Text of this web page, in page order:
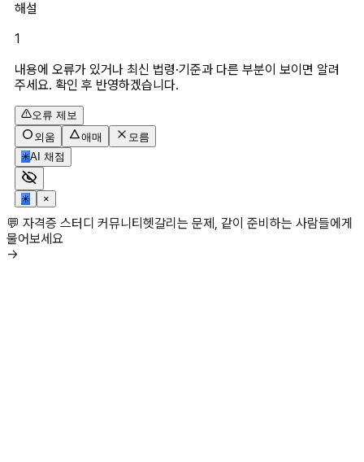
해설
1
내용에 오류가 있거나 최신 법령·기준과 다른 부분이 보이면 알려
주세요. 확인 후 반영하겠습니다.
오류 제보
외움
애매
모름
✳AI 채점
✳ ×
💬 자격증 스터디 커뮤니티헷갈리는 문제, 같이 준비하는 사람들에게
물어보세요
→